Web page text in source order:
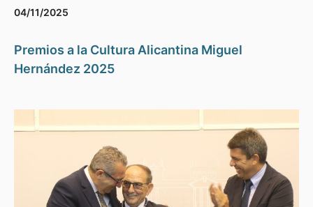
04/11/2025
Premios a la Cultura Alicantina Miguel
Hernández 2025